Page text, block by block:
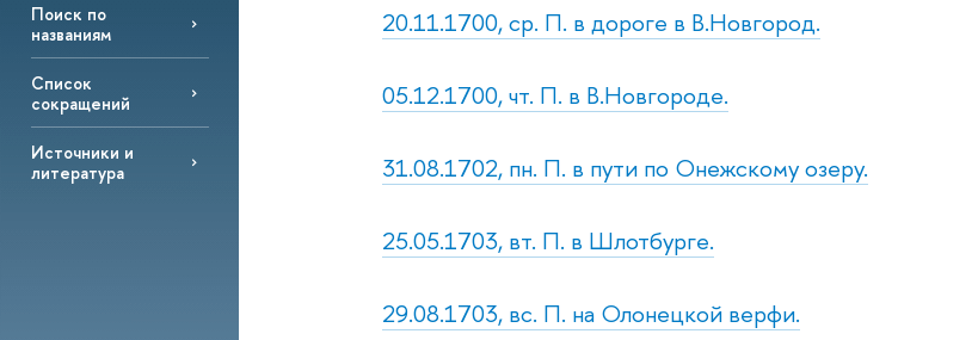
Поиск по
названиям
Список
сокращений
Источники и
литература
20.11.1700, ср. П. в дороге в В.Новгород.
05.12.1700, чт. П. в В.Новгороде.
31.08.1702, пн. П. в пути по Онежскому озеру.
25.05.1703, вт. П. в Шлотбурге.
29.08.1703, вс. П. на Олонецкой верфи.